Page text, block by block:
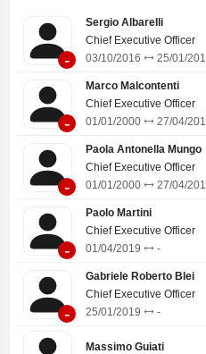
-
27/04/2017
27/09/2016
-
-
au Chili, en Chine et à Hong Kong,
en Irlande, au Luxembourg, au
Mexique, à Monaco, au Portugal,
Saoudite, à Singapour, en Suisse, à
Turquie, dans les Emirats Arabes
Etats-Unis.
-
Sergio Albarelli
Chief Executive Officer
03/10/2016
25/01/
-
Marco Malcontenti
Chief Executive Officer
01/01/2000
27/04/
-
Paola Antonella Mungo
Chief Executive Officer
01/01/2000
27/04/
-
Paolo Martini
Chief Executive Officer
01/04/2019
-
-
Gabriele Roberto Blei
Chief Executive Officer
25/01/2019
-
Massimo Guiati